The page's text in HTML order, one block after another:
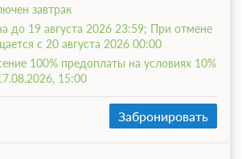
завтрак
до 19 августа 2026 23:59; При отмене
с 20 августа 2026 00:00
100% предоплаты на условиях 10%
15:00
Забронировать